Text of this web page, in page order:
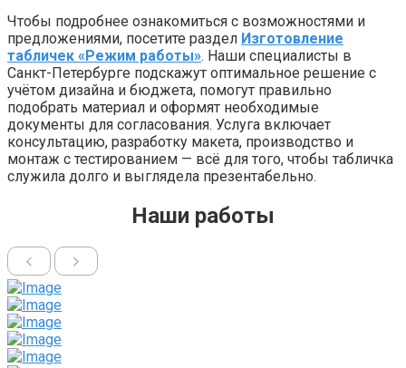
Чтобы подробнее ознакомиться с возможностями и
предложениями, посетите раздел Изготовление
табличек «Режим работы». Наши специалисты в
Санкт-Петербурге подскажут оптимальное решение с
учётом дизайна и бюджета, помогут правильно
подобрать материал и оформят необходимые
документы для согласования. Услуга включает
консультацию, разработку макета, производство и
монтаж с тестированием — всё для того, чтобы табличка
служила долго и выглядела презентабельно.
Наши работы